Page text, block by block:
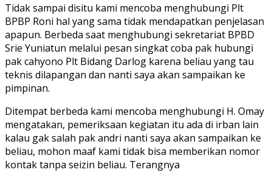
Tidak sampai disitu kami mencoba menghubungi Plt
BPBP Roni hal yang sama tidak mendapatkan penjelasan
apapun. Berbeda saat menghubungi sekretariat BPBD
Srie Yuniatun melalui pesan singkat coba pak hubungi
pak cahyono Plt Bidang Darlog karena beliau yang tau
teknis dilapangan dan nanti saya akan sampaikan ke
pimpinan.
Ditempat berbeda kami mencoba menghubungi H. Omay
mengatakan, pemeriksaan kegiatan itu ada di irban lain
kalau gak salah pak andri nanti saya akan sampaikan ke
beliau, mohon maaf kami tidak bisa memberikan nomor
kontak tanpa seizin beliau. Terangnya